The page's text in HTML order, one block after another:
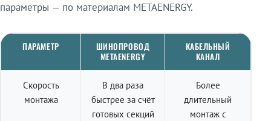
параметры — по материалам METAENERGY.
ПАРАМЕТР
ШИНОПРОВОД
METAENERGY
КАБЕЛЬНЫЙ
КАНАЛ
Скорость
монтажа
В два раза
быстрее за счёт
готовых секций
Более
длительный
монтаж с